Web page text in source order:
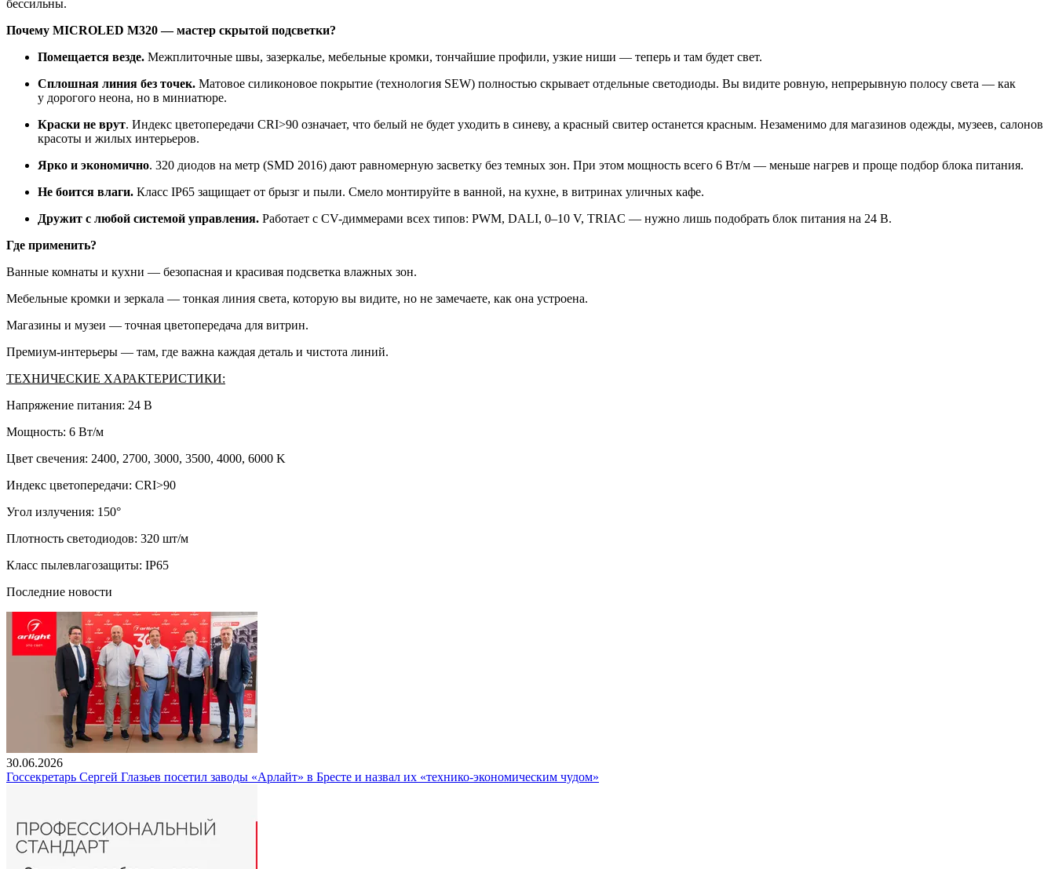
бессильны.
Почему MICROLED M320 — мастер скрытой подсветки?
Помещается везде. Межплиточные швы, зазеркалье, мебельные кромки, тончайшие профили, узкие ниши — теперь и там будет свет.
Сплошная линия без точек. Матовое силиконовое покрытие (технология SEW) полностью скрывает отдельные светодиоды. Вы видите ровную, непрерывную полосу света — как
у дорогого неона, но в миниатюре.
Краски не врут. Индекс цветопередачи CRI>90 означает, что белый не будет уходить в синеву, а красный свитер останется красным. Незаменимо для магазинов одежды, музеев, салонов
красоты и жилых интерьеров.
Ярко и экономично. 320 диодов на метр (SMD 2016) дают равномерную засветку без темных зон. При этом мощность всего 6 Вт/м — меньше нагрев и проще подбор блока питания.
Не боится влаги. Класс IP65 защищает от брызг и пыли. Смело монтируйте в ванной, на кухне, в витринах уличных кафе.
Дружит с любой системой управления. Работает с CV-диммерами всех типов: PWM, DALI, 0–10 V, TRIAC — нужно лишь подобрать блок питания на 24 В.
Где применить?
Ванные комнаты и кухни — безопасная и красивая подсветка влажных зон.
Мебельные кромки и зеркала — тонкая линия света, которую вы видите, но не замечаете, как она устроена.
Магазины и музеи — точная цветопередача для витрин.
Премиум-интерьеры — там, где важна каждая деталь и чистота линий.
ТЕХНИЧЕСКИЕ ХАРАКТЕРИСТИКИ:
Напряжение питания: 24 В
Мощность: 6 Вт/м
Цвет свечения: 2400, 2700, 3000, 3500, 4000, 6000 K
Индекс цветопередачи: CRI>90
Угол излучения: 150°
Плотность светодиодов: 320 шт/м
Класс пылевлагозащиты: IP65
Последние новости
30.06.2026
Госсекретарь Сергей Глазьев посетил заводы «Арлайт» в Бресте и назвал их «технико-экономическим чудом»